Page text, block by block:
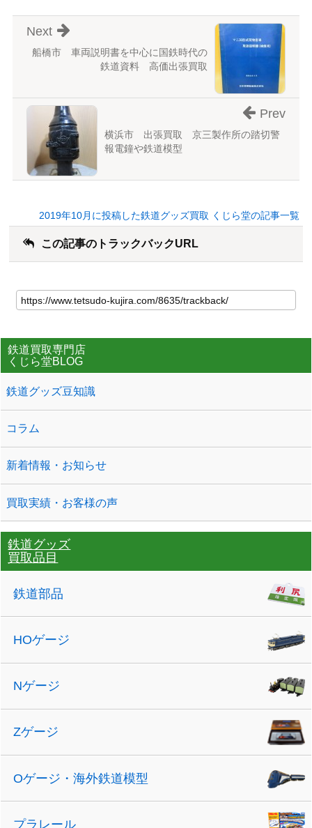
船橋市 車両説明書を中心に国鉄時代の
鉄道資料 高価出張買取
Next
横浜市 出張買取 京三製作所の踏切警
報電鐘や鉄道模型
Prev
2019年10月に投稿した鉄道グッズ買取 くじら堂の記事一覧
この記事のトラックバックURL
鉄道買取専門店
くじら堂BLOG
鉄道グッズ豆知識
コラム
新着情報・お知らせ
買取実績・お客様の声
鉄道グッズ
買取品目
鉄道部品
HOゲージ
Nゲージ
Zゲージ
Oゲージ・海外鉄道模型
プラレール